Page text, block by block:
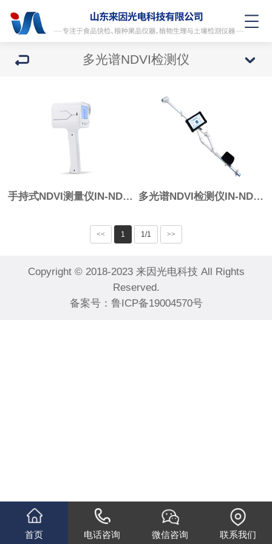
多光谱NDVI检测仪
手持式NDVI测量仪IN-ND100 多光谱NDVI检测仪IN-ND300
<< 1 1/1 >>
Copyright © 2018-2023 来因光电科技 All Rights
Reserved.
备案号： 鲁ICP备19004570号
首页 电话咨询 微信咨询 联系我们